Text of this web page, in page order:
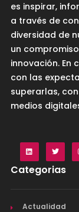
es inspirar,
a través de
diversidad de
un
innovación. En
con las
superarlas,
medios
Categorias
Actualidad